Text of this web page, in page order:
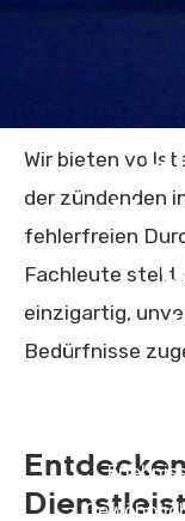
Unser
Wir bieten
der zündenden
fehlerfreien
Fachleute stellt
einzigartig,
Bedürfnisse